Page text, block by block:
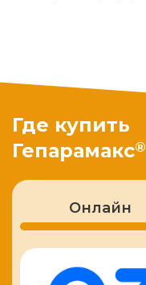
Где купить
Гепарамакс®
Онлайн